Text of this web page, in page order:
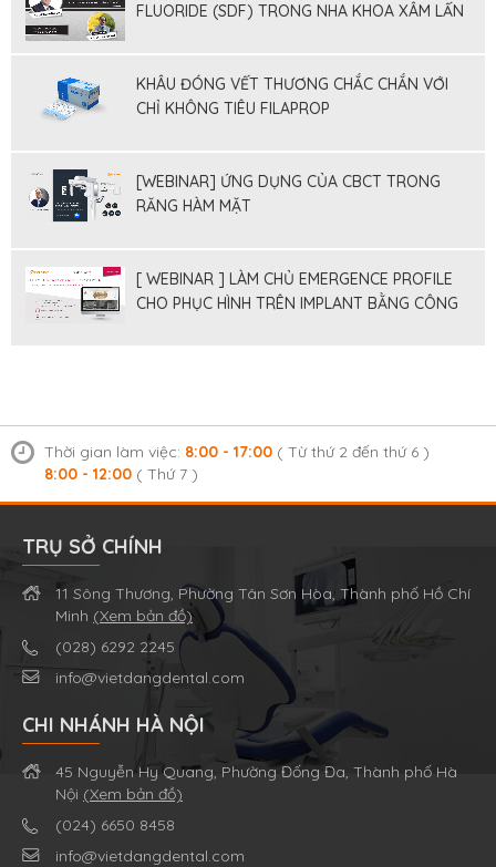
FLUORIDE (SDF) TRONG NHA KHOA XÂM LẤN
KHÂU ĐÓNG VẾT THƯƠNG CHẮC CHẮN VỚI
CHỈ KHÔNG TIÊU FILAPROP
[WEBINAR] ỨNG DỤNG CỦA CBCT TRONG
RĂNG HÀM MẶT
[ WEBINAR ] LÀM CHỦ EMERGENCE PROFILE
CHO PHỤC HÌNH TRÊN IMPLANT BẰNG CÔNG
Thời gian làm việc: 8:00 - 17:00 ( Từ thứ 2 đến thứ 6 )
8:00 - 12:00 ( Thứ 7 )
TRỤ SỞ CHÍNH
11 Sông Thương, Phường Tân Sơn Hòa, Thành phố Hồ Chí
Minh (Xem bản đồ)
(028) 6292 2245
info@vietdangdental.com
CHI NHÁNH HÀ NỘI
45 Nguyễn Hy Quang, Phường Đống Đa, Thành phố Hà
Nội (Xem bản đồ)
(024) 6650 8458
info@vietdangdental.com